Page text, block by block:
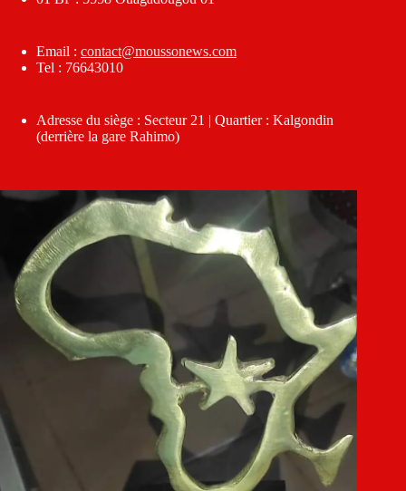
Email : contact@moussonews.com
Tel : 76643010
Adresse du siège : Secteur 21 | Quartier : Kalgondin
(derrière la gare Rahimo)